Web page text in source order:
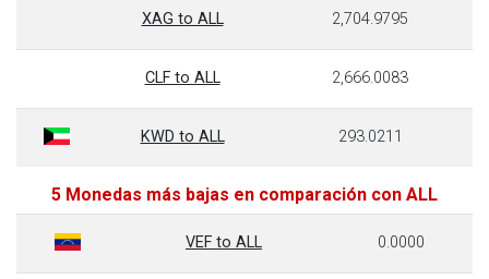
XAG to ALL 2,704.9795
CLF to ALL 2,666.0083
KWD to ALL 293.0211
5 Monedas más bajas en comparación con ALL
VEF to ALL 0.0000